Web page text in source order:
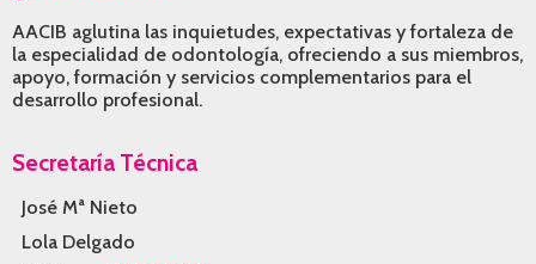
AACIB aglutina las inquietudes, expectativas y fortaleza de
la especialidad de odontología, ofreciendo a sus miembros,
apoyo, formación y servicios complementarios para el
desarrollo profesional.
Secretaría Técnica
José Mª Nieto
Lola Delgado